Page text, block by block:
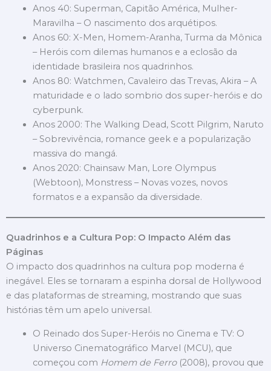
Anos 40: Superman, Capitão América, Mulher-
Maravilha – O nascimento dos arquétipos.
Anos 60: X-Men, Homem-Aranha, Turma da Mônica
– Heróis com dilemas humanos e a eclosão da
identidade brasileira nos quadrinhos.
Anos 80: Watchmen, Cavaleiro das Trevas, Akira – A
maturidade e o lado sombrio dos super-heróis e do
cyberpunk.
Anos 2000: The Walking Dead, Scott Pilgrim, Naruto
– Sobrevivência, romance geek e a popularização
massiva do mangá.
Anos 2020: Chainsaw Man, Lore Olympus
(Webtoon), Monstress – Novas vozes, novos
formatos e a expansão da diversidade.
Quadrinhos e a Cultura Pop: O Impacto Além das
Páginas
O impacto dos quadrinhos na cultura pop moderna é
inegável. Eles se tornaram a espinha dorsal de Hollywood
e das plataformas de streaming, mostrando que suas
histórias têm um apelo universal.
O Reinado dos Super-Heróis no Cinema e TV: O
Universo Cinematográfico Marvel (MCU), que
começou com Homem de Ferro(2008), provou que